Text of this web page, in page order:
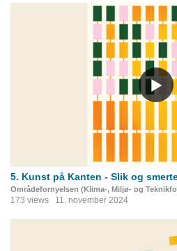
5. Kunst på Kanten - Slik og
Områdefornyelsen (Klima-, Miljø- og
173 views 11. november 2024